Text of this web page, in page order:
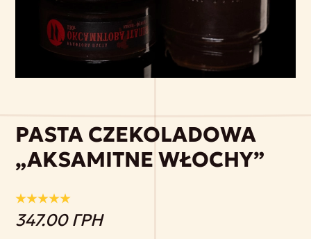
PASTA CZEKOLADOWA
„AKSAMITNE WŁOCHY”
347.00 ГРН